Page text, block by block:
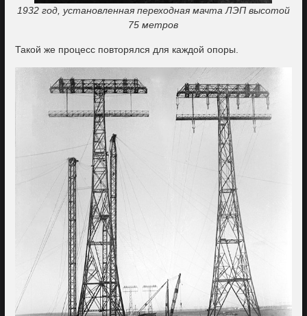
1932 год, установленная переходная мачта ЛЭП высотой
75 метров
Такой же процесс повторялся для каждой опоры.